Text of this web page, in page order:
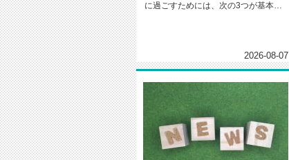
に過ごすためには、次の3つが基本で
2026-08-07